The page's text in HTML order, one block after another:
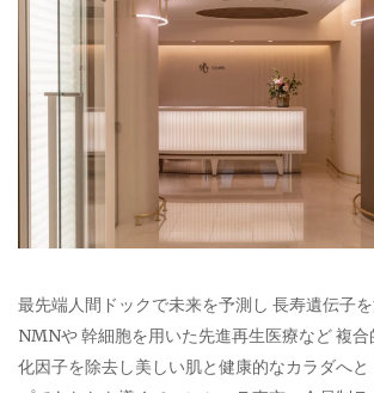
最先端人間ドックで未来を予測し 長寿遺伝子
NMNや 幹細胞を用いた先進再生医療など 複
化因子を除去し美しい肌と健康的なカラダへと